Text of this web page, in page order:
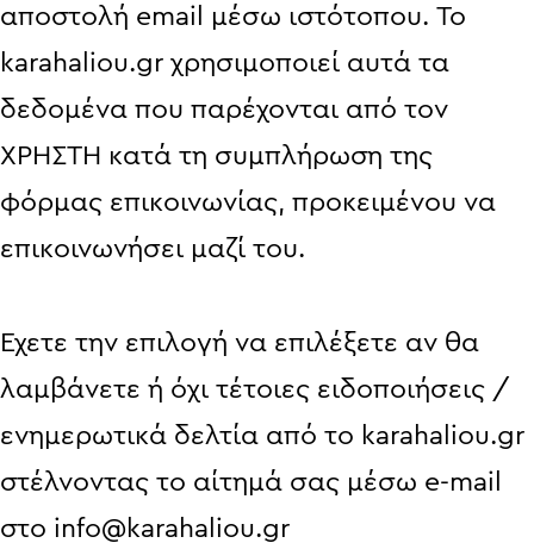
αποστολή email μέσω ιστότοπου. Το
karahaliou.gr χρησιμοποιεί αυτά τα
δεδομένα που παρέχονται από τον
ΧΡΗΣΤΗ κατά τη συμπλήρωση της
φόρμας επικοινωνίας, προκειμένου να
επικοινωνήσει μαζί του.
Έχετε την επιλογή να επιλέξετε αν θα
λαμβάνετε ή όχι τέτοιες ειδοποιήσεις /
ενημερωτικά δελτία από το karahaliou.gr
στέλνοντας το αίτημά σας μέσω e-mail
στο info@karahaliou.gr